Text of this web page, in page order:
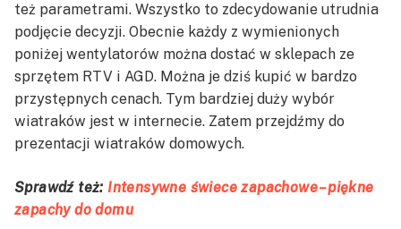
też parametrami. Wszystko to zdecydowanie utrudnia
podjęcie decyzji. Obecnie każdy z wymienionych
poniżej wentylatorów można dostać w sklepach ze
sprzętem RTV i AGD. Można je dziś kupić w bardzo
przystępnych cenach. Tym bardziej duży wybór
wiatraków jest w internecie. Zatem przejdźmy do
prezentacji wiatraków domowych.
Sprawdź też: Intensywne świece zapachowe – piękne
zapachy do domu